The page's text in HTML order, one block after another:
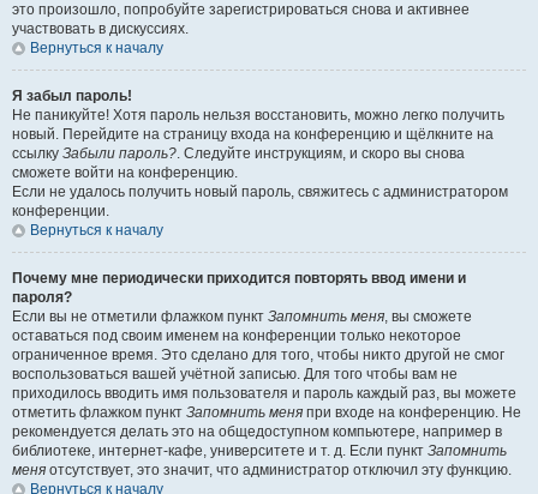
это произошло, попробуйте зарегистрироваться снова и активнее
участвовать в дискуссиях.
Вернуться к началу
Я забыл пароль!
Не паникуйте! Хотя пароль нельзя восстановить, можно легко получить
новый. Перейдите на страницу входа на конференцию и щёлкните на
ссылку Забыли пароль?. Следуйте инструкциям, и скоро вы снова
сможете войти на конференцию.
Если не удалось получить новый пароль, свяжитесь с администратором
конференции.
Вернуться к началу
Почему мне периодически приходится повторять ввод имени и
пароля?
Если вы не отметили флажком пункт Запомнить меня, вы сможете
оставаться под своим именем на конференции только некоторое
ограниченное время. Это сделано для того, чтобы никто другой не смог
воспользоваться вашей учётной записью. Для того чтобы вам не
приходилось вводить имя пользователя и пароль каждый раз, вы можете
отметить флажком пункт Запомнить меня при входе на конференцию. Не
рекомендуется делать это на общедоступном компьютере, например в
библиотеке, интернет-кафе, университете и т. д. Если пункт Запомнить
меня отсутствует, это значит, что администратор отключил эту функцию.
Вернуться к началу